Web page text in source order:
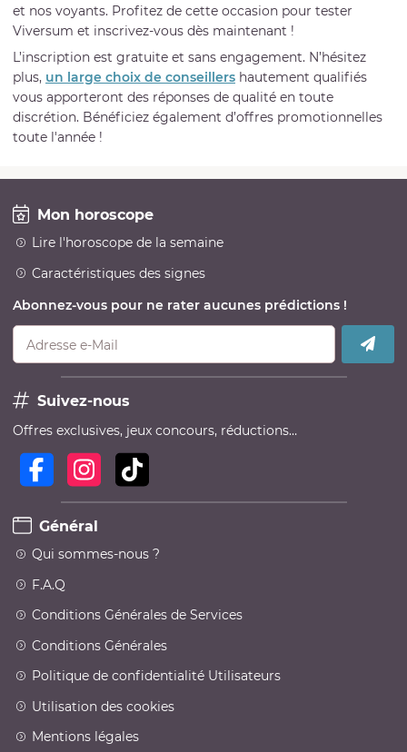
et nos voyants. Profitez de cette occasion pour tester
Viversum et inscrivez-vous dès maintenant !
L’inscription est gratuite et sans engagement. N’hésitez
plus, un large choix de conseillers hautement qualifiés
vous apporteront des réponses de qualité en toute
discrétion. Bénéficiez également d’offres promotionnelles
toute l'année !
Mon horoscope
Lire l'horoscope de la semaine
Caractéristiques des signes
Abonnez-vous pour ne rater aucunes prédictions !
Adresse e-Mail
Suivez-nous
Offres exclusives, jeux concours, réductions…
Général
Qui sommes-nous ?
F.A.Q
Conditions Générales de Services
Conditions Générales
Politique de confidentialité Utilisateurs
Utilisation des cookies
Mentions légales